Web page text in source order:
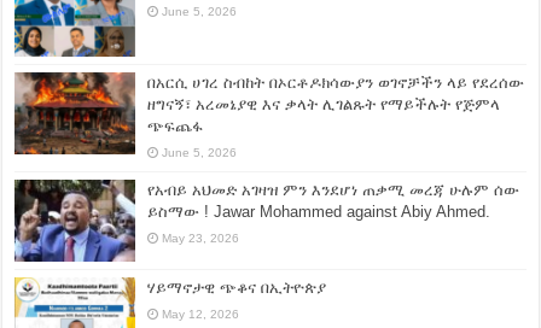
June 5, 2026
በአርሲ ሀገረ ስብከት በኦርቶዶክሳውያን ወገኖቻችን ላይ የደረሰው
ዘግናኝ፣ አረመኔያዊ እና ቃላት ሊገልጹት የማይችሉት የጅምላ
ጭፍጨፋ
June 5, 2026
የአብይ አህመድ አገዛዝ ምን እንደሆነ ጠቃሚ መረጃ ሁሉም ሰው
ይስማው ! Jawar Mohammed against Abiy Ahmed.
May 23, 2026
ሃይማኖታዊ ጭቆና በኢትዮጵያ
May 12, 2026